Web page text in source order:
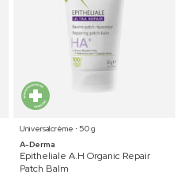
Universalcrème ⋅ 50 g
A-Derma
Epitheliale A.H Organic Repair
Patch Balm